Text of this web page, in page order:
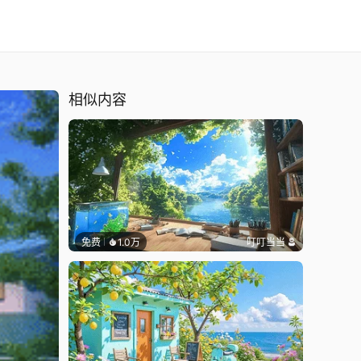
相似内容
免费 1.0万 叮叮当当